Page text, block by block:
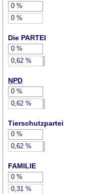
0 %
0 %
Die PARTEI
0 %
0,62 %
NPD
0 %
0,62 %
Tierschutzpartei
0 %
0,62 %
FAMILIE
0 %
0,31 %